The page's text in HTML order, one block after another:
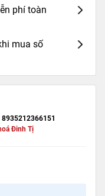
phí toàn
mua số
8935212366151
Đinh Tị